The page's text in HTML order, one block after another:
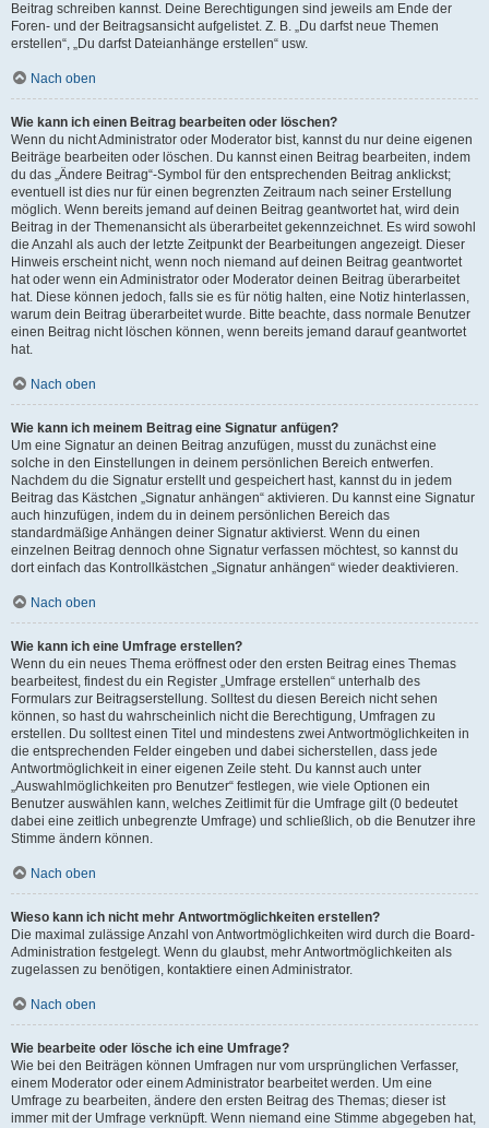
Beitrag schreiben kannst. Deine Berechtigungen sind jeweils am Ende der
Foren- und der Beitragsansicht aufgelistet. Z. B. „Du darfst neue Themen
erstellen“, „Du darfst Dateianhänge erstellen“ usw.
Nach oben
Wie kann ich einen Beitrag bearbeiten oder löschen?
Wenn du nicht Administrator oder Moderator bist, kannst du nur deine eigenen
Beiträge bearbeiten oder löschen. Du kannst einen Beitrag bearbeiten, indem
du das „Ändere Beitrag“-Symbol für den entsprechenden Beitrag anklickst;
eventuell ist dies nur für einen begrenzten Zeitraum nach seiner Erstellung
möglich. Wenn bereits jemand auf deinen Beitrag geantwortet hat, wird dein
Beitrag in der Themenansicht als überarbeitet gekennzeichnet. Es wird sowohl
die Anzahl als auch der letzte Zeitpunkt der Bearbeitungen angezeigt. Dieser
Hinweis erscheint nicht, wenn noch niemand auf deinen Beitrag geantwortet
hat oder wenn ein Administrator oder Moderator deinen Beitrag überarbeitet
hat. Diese können jedoch, falls sie es für nötig halten, eine Notiz hinterlassen,
warum dein Beitrag überarbeitet wurde. Bitte beachte, dass normale Benutzer
einen Beitrag nicht löschen können, wenn bereits jemand darauf geantwortet
hat.
Nach oben
Wie kann ich meinem Beitrag eine Signatur anfügen?
Um eine Signatur an deinen Beitrag anzufügen, musst du zunächst eine
solche in den Einstellungen in deinem persönlichen Bereich entwerfen.
Nachdem du die Signatur erstellt und gespeichert hast, kannst du in jedem
Beitrag das Kästchen „Signatur anhängen“ aktivieren. Du kannst eine Signatur
auch hinzufügen, indem du in deinem persönlichen Bereich das
standardmäßige Anhängen deiner Signatur aktivierst. Wenn du einen
einzelnen Beitrag dennoch ohne Signatur verfassen möchtest, so kannst du
dort einfach das Kontrollkästchen „Signatur anhängen“ wieder deaktivieren.
Nach oben
Wie kann ich eine Umfrage erstellen?
Wenn du ein neues Thema eröffnest oder den ersten Beitrag eines Themas
bearbeitest, findest du ein Register „Umfrage erstellen“ unterhalb des
Formulars zur Beitragserstellung. Solltest du diesen Bereich nicht sehen
können, so hast du wahrscheinlich nicht die Berechtigung, Umfragen zu
erstellen. Du solltest einen Titel und mindestens zwei Antwortmöglichkeiten in
die entsprechenden Felder eingeben und dabei sicherstellen, dass jede
Antwortmöglichkeit in einer eigenen Zeile steht. Du kannst auch unter
„Auswahlmöglichkeiten pro Benutzer“ festlegen, wie viele Optionen ein
Benutzer auswählen kann, welches Zeitlimit für die Umfrage gilt (0 bedeutet
dabei eine zeitlich unbegrenzte Umfrage) und schließlich, ob die Benutzer ihre
Stimme ändern können.
Nach oben
Wieso kann ich nicht mehr Antwortmöglichkeiten erstellen?
Die maximal zulässige Anzahl von Antwortmöglichkeiten wird durch die Board-
Administration festgelegt. Wenn du glaubst, mehr Antwortmöglichkeiten als
zugelassen zu benötigen, kontaktiere einen Administrator.
Nach oben
Wie bearbeite oder lösche ich eine Umfrage?
Wie bei den Beiträgen können Umfragen nur vom ursprünglichen Verfasser,
einem Moderator oder einem Administrator bearbeitet werden. Um eine
Umfrage zu bearbeiten, ändere den ersten Beitrag des Themas; dieser ist
immer mit der Umfrage verknüpft. Wenn niemand eine Stimme abgegeben hat,